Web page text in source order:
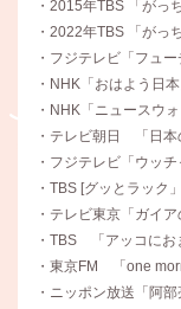
・2015年TBS 「がっ
・2022年TBS 「がっ
・フジテレビ「フュ
・NHK「おはよう日本
・NHK「ニュースウォ
・テレビ朝日 「日本
・フジテレビ「ウッ
・TBS [グッとラック」
・テレビ東京「ガイア
・TBS 「アッコにお
・東京FM 「one
・ニッポン放送「阿